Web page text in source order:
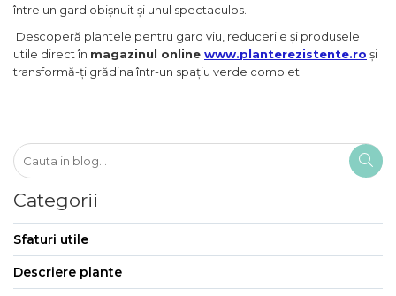
între un gard obișnuit și unul spectaculos.
Descoperă plantele pentru gard viu, reducerile și produsele
utile direct în magazinul online www.planterezistente.ro și
transformă-ți grădina într-un spațiu verde complet.
Categorii
Sfaturi utile
Descriere plante